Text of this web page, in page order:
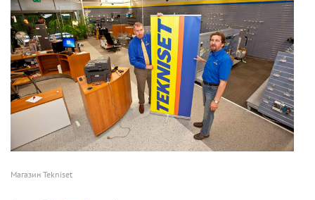
Магазин Tekniset